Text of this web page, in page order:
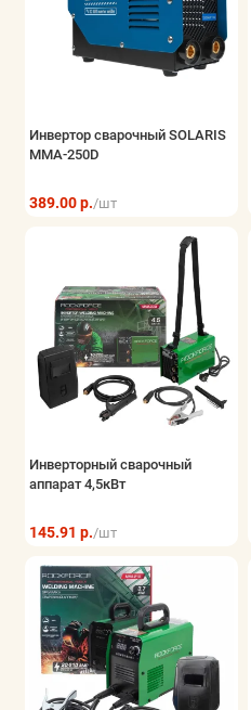
Инвертор сварочный SOLARIS
MMA-250D
389.00 р./шт
Инверторный сварочный
аппарат 4,5кВт
145.91 р./шт